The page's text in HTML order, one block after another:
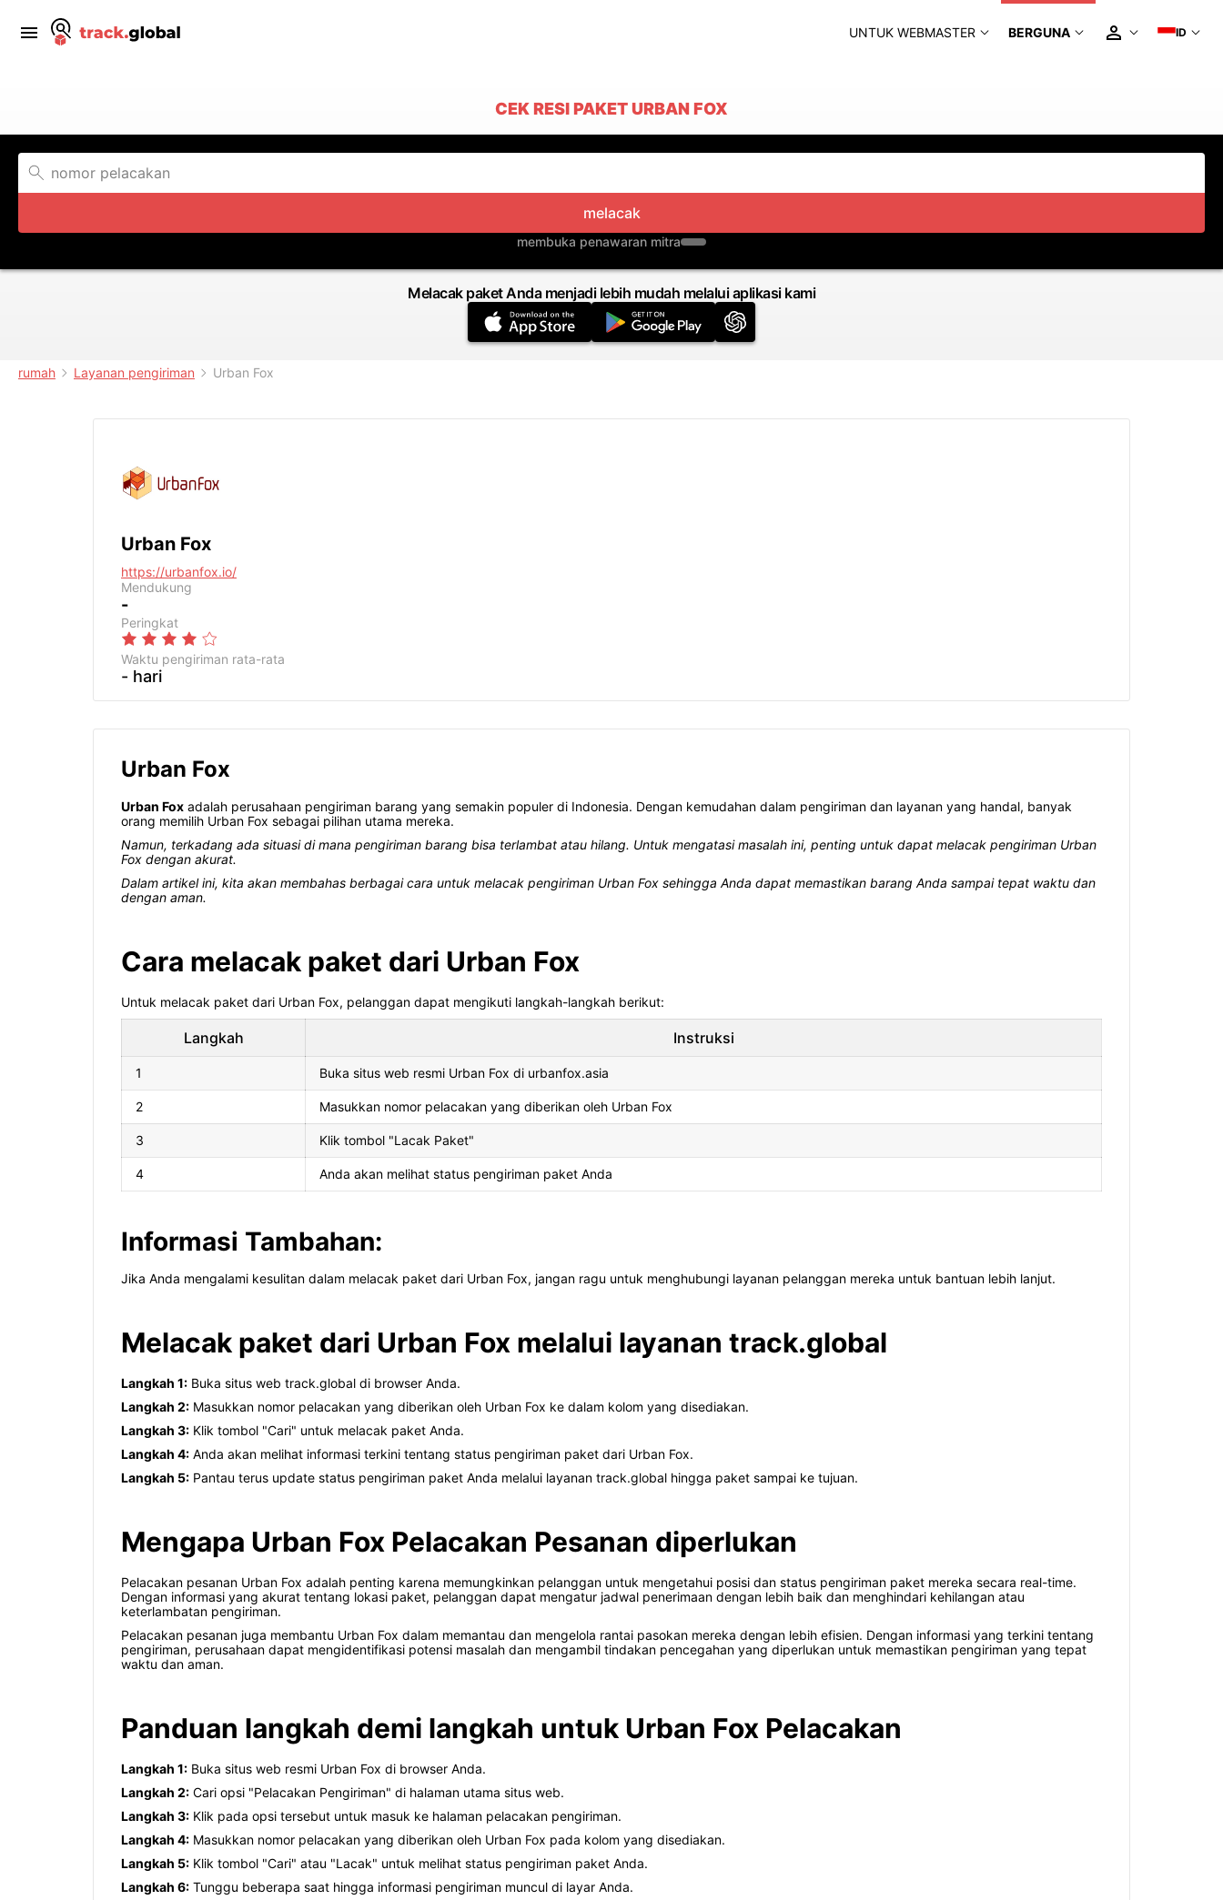
UNTUK WEBMASTER BERGUNA ID
CEK RESI PAKET URBAN FOX
melacak
membuka penawaran mitra
Melacak paket Anda menjadi lebih mudah melalui aplikasi kami
rumah Layanan pengiriman Urban Fox
Urban Fox
https://urbanfox.io/
Mendukung
-
Peringkat
Waktu pengiriman rata-rata
- hari
Urban Fox
Urban Fox adalah perusahaan pengiriman barang yang semakin populer di Indonesia. Dengan kemudahan dalam pengiriman dan layanan yang handal, banyak
orang memilih Urban Fox sebagai pilihan utama mereka.
Namun, terkadang ada situasi di mana pengiriman barang bisa terlambat atau hilang. Untuk mengatasi masalah ini, penting untuk dapat melacak pengiriman Urban
Fox dengan akurat.
Dalam artikel ini, kita akan membahas berbagai cara untuk melacak pengiriman Urban Fox sehingga Anda dapat memastikan barang Anda sampai tepat waktu dan
dengan aman.
Cara melacak paket dari Urban Fox
Untuk melacak paket dari Urban Fox, pelanggan dapat mengikuti langkah-langkah berikut:
Langkah Instruksi
1 Buka situs web resmi Urban Fox di urbanfox.asia
2 Masukkan nomor pelacakan yang diberikan oleh Urban Fox
3 Klik tombol "Lacak Paket"
4 Anda akan melihat status pengiriman paket Anda
Informasi Tambahan:
Jika Anda mengalami kesulitan dalam melacak paket dari Urban Fox, jangan ragu untuk menghubungi layanan pelanggan mereka untuk bantuan lebih lanjut.
Melacak paket dari Urban Fox melalui layanan track.global
Langkah 1: Buka situs web track.global di browser Anda.
Langkah 2: Masukkan nomor pelacakan yang diberikan oleh Urban Fox ke dalam kolom yang disediakan.
Langkah 3: Klik tombol "Cari" untuk melacak paket Anda.
Langkah 4: Anda akan melihat informasi terkini tentang status pengiriman paket dari Urban Fox.
Langkah 5: Pantau terus update status pengiriman paket Anda melalui layanan track.global hingga paket sampai ke tujuan.
Mengapa Urban Fox Pelacakan Pesanan diperlukan
Pelacakan pesanan Urban Fox adalah penting karena memungkinkan pelanggan untuk mengetahui posisi dan status pengiriman paket mereka secara real-time.
Dengan informasi yang akurat tentang lokasi paket, pelanggan dapat mengatur jadwal penerimaan dengan lebih baik dan menghindari kehilangan atau
keterlambatan pengiriman.
Pelacakan pesanan juga membantu Urban Fox dalam memantau dan mengelola rantai pasokan mereka dengan lebih efisien. Dengan informasi yang terkini tentang
pengiriman, perusahaan dapat mengidentifikasi potensi masalah dan mengambil tindakan pencegahan yang diperlukan untuk memastikan pengiriman yang tepat
waktu dan aman.
Panduan langkah demi langkah untuk Urban Fox Pelacakan
Langkah 1: Buka situs web resmi Urban Fox di browser Anda.
Langkah 2: Cari opsi "Pelacakan Pengiriman" di halaman utama situs web.
Langkah 3: Klik pada opsi tersebut untuk masuk ke halaman pelacakan pengiriman.
Langkah 4: Masukkan nomor pelacakan yang diberikan oleh Urban Fox pada kolom yang disediakan.
Langkah 5: Klik tombol "Cari" atau "Lacak" untuk melihat status pengiriman paket Anda.
Langkah 6: Tunggu beberapa saat hingga informasi pengiriman muncul di layar Anda.